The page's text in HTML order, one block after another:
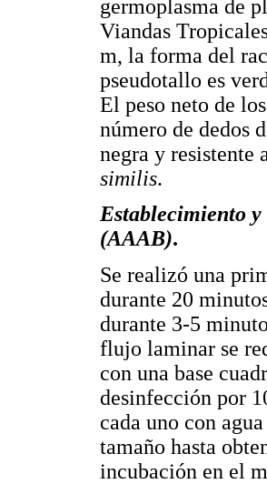
germoplasma de
Viandas
m, la forma del
pseudotallo es
El peso neto de
número de dedos
negra y resistente
similis.
Establecimiento
(AAAB).
Se realizó una
durante 20
durante 3-5
flujo laminar se
con una base
desinfección por
cada uno con
tamaño hasta
incubación en el